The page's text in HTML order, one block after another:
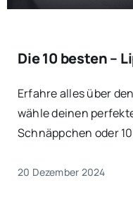
Die 10 besten –
Erfahre alles über
wähle deinen
Schnäppchen oder
20 Dezember 2024